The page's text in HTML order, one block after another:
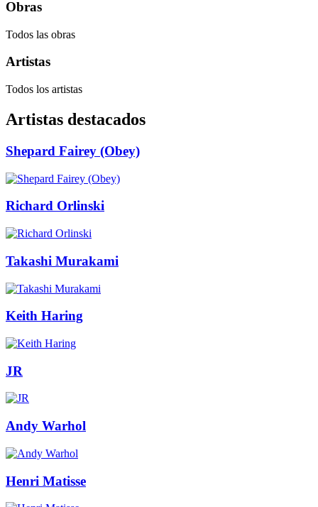
Obras
Todos las obras
Artistas
Todos los artistas
Artistas destacados
Shepard Fairey (Obey)
Richard Orlinski
Takashi Murakami
Keith Haring
JR
Andy Warhol
Henri Matisse